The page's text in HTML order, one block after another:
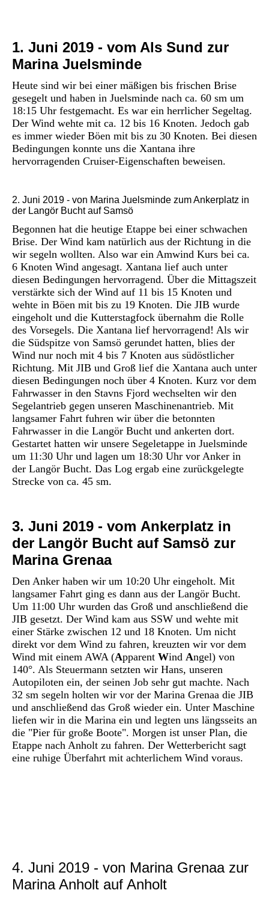
1. Juni 2019 - vom Als Sund zur
Marina Juelsminde
Heute sind wir bei einer mäßigen bis frischen Brise
gesegelt und haben in Juelsminde nach ca. 60 sm um
18:15 Uhr festgemacht. Es war ein herrlicher Segeltag.
Der Wind wehte mit ca. 12 bis 16 Knoten. Jedoch gab
es immer wieder Böen mit bis zu 30 Knoten. Bei diesen
Bedingungen konnte uns die Xantana ihre
hervorragenden Cruiser-Eigenschaften beweisen.
2. Juni 2019 - von Marina Juelsminde zum Ankerplatz in
der Langör Bucht auf Samsö
Begonnen hat die heutige Etappe bei einer schwachen
Brise. Der Wind kam natürlich aus der Richtung in die
wir segeln wollten. Also war ein Amwind Kurs bei ca.
6 Knoten Wind angesagt. Xantana lief auch unter
diesen Bedingungen hervorragend. Über die Mittagszeit
verstärkte sich der Wind auf 11 bis 15 Knoten und
wehte in Böen mit bis zu 19 Knoten. Die JIB wurde
eingeholt und die Kutterstagfock übernahm die Rolle
des Vorsegels. Die Xantana lief hervorragend! Als wir
die Südspitze von Samsö gerundet hatten, blies der
Wind nur noch mit 4 bis 7 Knoten aus südöstlicher
Richtung. Mit JIB und Groß lief die Xantana auch unter
diesen Bedingungen noch über 4 Knoten. Kurz vor dem
Fahrwasser in den Stavns Fjord wechselten wir den
Segelantrieb gegen unseren Maschinenantrieb. Mit
langsamer Fahrt fuhren wir über die betonnten
Fahrwasser in die Langör Bucht und ankerten dort.
Gestartet hatten wir unsere Segeletappe in Juelsminde
um 11:30 Uhr und lagen um 18:30 Uhr vor Anker in
der Langör Bucht. Das Log ergab eine zurückgelegte
Strecke von ca. 45 sm.
3. Juni 2019 - vom Ankerplatz in
der Langör Bucht auf Samsö zur
Marina Grenaa
Den Anker haben wir um 10:20 Uhr eingeholt. Mit
langsamer Fahrt ging es dann aus der Langör Bucht.
Um 11:00 Uhr wurden das Groß und anschließend die
JIB gesetzt. Der Wind kam aus SSW und wehte mit
einer Stärke zwischen 12 und 18 Knoten. Um nicht
direkt vor dem Wind zu fahren, kreuzten wir vor dem
Wind mit einem AWA (Apparent Wind Angel) von
140°. Als Steuermann setzten wir Hans, unseren
Autopiloten ein, der seinen Job sehr gut machte. Nach
32 sm segeln holten wir vor der Marina Grenaa die JIB
und anschließend das Groß wieder ein. Unter Maschine
liefen wir in die Marina ein und legten uns längsseits an
die "Pier für große Boote". Morgen ist unser Plan, die
Etappe nach Anholt zu fahren. Der Wetterbericht sagt
eine ruhige Überfahrt mit achterlichem Wind voraus.
4. Juni 2019 - von Marina Grenaa zur
Marina Anholt auf Anholt